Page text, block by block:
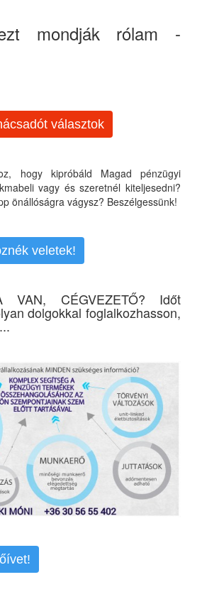
mondják rólam -
választok
hogy kipróbáld Magad pénzügyi
vagy és szeretnél kiteljesedni?
önállóságra vágysz? Beszélgessünk!
veletek!
VAN, CÉGVEZETŐ? Időt
dolgokkal foglalkozhasson,